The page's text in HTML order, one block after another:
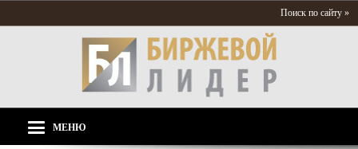
Поиск по сайту »
МЕНЮ